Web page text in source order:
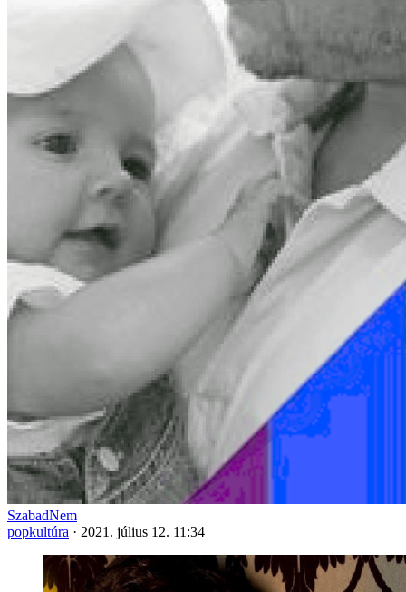
SzabadNem
popkultúra · 2021. július 12. 11:34